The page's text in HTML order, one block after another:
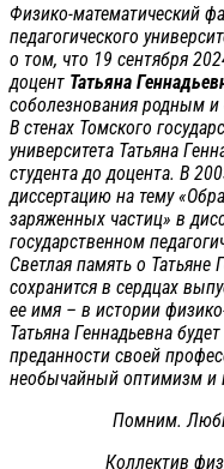
Физико-математический
педагогического
о том, что 19 сентября
доцент Татьяна
соболезнования родным и
В стенах Томского
университета Татьяна
студента до доцента. В
диссертацию на тему
заряженных частиц» в
государственном
Светлая память о
сохранится в сердцах
ее имя – в истории
Татьяна Геннадьевна
преданности своей
необычайный оптимизм и
Помним.
Коллектив